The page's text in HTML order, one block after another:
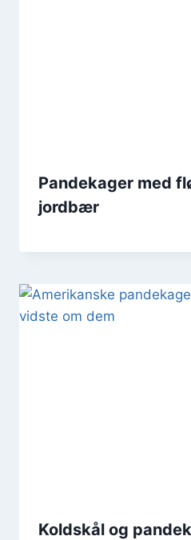
Pandekager med
jordbær
Koldskål og